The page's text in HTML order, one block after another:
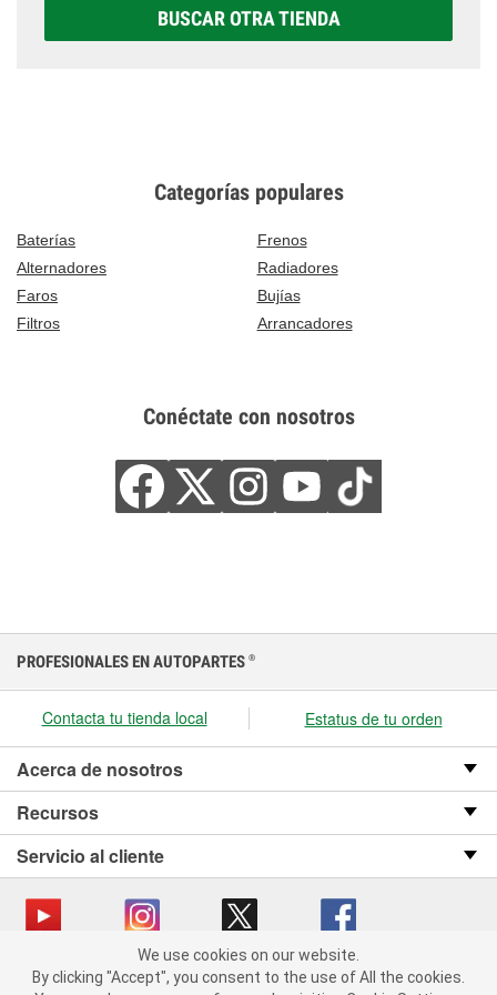
BUSCAR OTRA TIENDA
Categorías populares
Baterías
Frenos
Alternadores
Radiadores
Faros
Bujías
Filtros
Arrancadores
Conéctate con nosotros
We use cookies on our website. By clicking "Accept", you consent
to the use of All the cookies.
PROFESIONALES EN AUTOPARTES ®
Contacta tu tienda local Estatus de tu orden
Acerca de nosotros
Recursos
Servicio al cliente
Copyright © 2008-2026 O’Reilly Auto Parts v OST_3.2.0.0.729 (3) cv1361
We use cookies on our website.
By clicking "Accept", you consent to the use of All the cookies.